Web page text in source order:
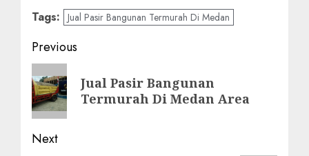
Tags: Jual Pasir Bangunan Termurah Di Medan
Post
navigation
Previous
Previous
post:
Jual Pasir Bangunan
Termurah Di Medan Area
Next